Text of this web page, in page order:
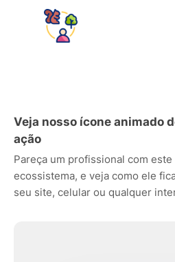
Veja nosso ícone animado
ação
Pareça um profissional com
ecossistema, e veja como ele
seu site, celular ou qualquer